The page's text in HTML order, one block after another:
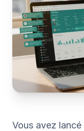
Vous avez